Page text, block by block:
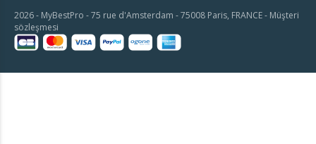
2026 - MyBestPro - 75 rue d'Amsterdam - 75008 Paris, FRANCE - Müşteri
sözleşmesi